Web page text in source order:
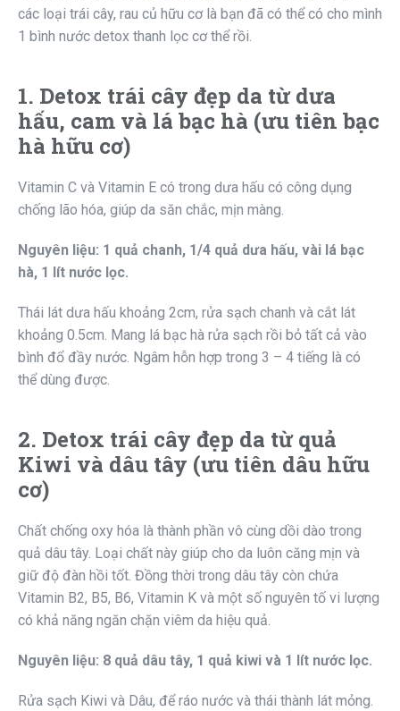
các loại trái cây, rau củ hữu cơ là bạn đã có thể có cho mình
1 bình nước detox thanh lọc cơ thể rồi.
1. Detox trái cây đẹp da từ dưa
hấu, cam và lá bạc hà (ưu tiên bạc
hà hữu cơ)
Vitamin C và Vitamin E có trong dưa hấu có công dụng
chống lão hóa, giúp da săn chắc, mịn màng.
Nguyên liệu: 1 quả chanh, 1/4 quả dưa hấu, vài lá bạc
hà, 1 lít nước lọc.
Thái lát dưa hấu khoảng 2cm, rửa sạch chanh và cắt lát
khoảng 0.5cm. Mang lá bạc hà rửa sạch rồi bỏ tất cả vào
bình đổ đầy nước. Ngâm hỗn hợp trong 3 – 4 tiếng là có
thể dùng được.
2. Detox trái cây đẹp da từ quả
Kiwi và dâu tây (ưu tiên dâu hữu
cơ)
Chất chống oxy hóa là thành phần vô cùng dồi dào trong
quả dâu tây. Loại chất này giúp cho da luôn căng mịn và
giữ độ đàn hồi tốt. Đồng thời trong dâu tây còn chứa
Vitamin B2, B5, B6, Vitamin K và một số nguyên tố vi lượng
có khả năng ngăn chặn viêm da hiệu quả.
Nguyên liệu: 8 quả dâu tây, 1 quả kiwi và 1 lít nước lọc.
Rửa sạch Kiwi và Dâu, để ráo nước và thái thành lát mỏng.